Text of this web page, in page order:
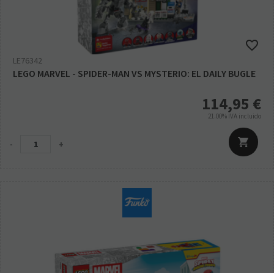
LE76342
LEGO MARVEL - SPIDER-MAN VS MYSTERIO: EL DAILY BUGLE
114,95 €
21.00% IVA incluido
- +